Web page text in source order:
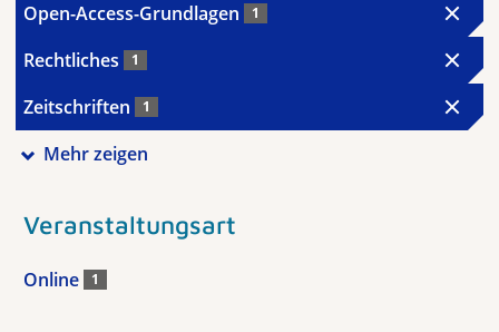
Open-Access-Grundlagen 1
Rechtliches 1
Zeitschriften 1
Mehr zeigen
Veranstaltungsart
Online 1